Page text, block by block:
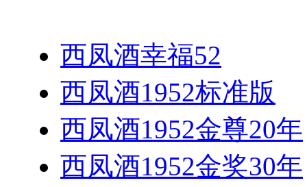
西凤酒幸福52
西凤酒1952标准版
西凤酒1952金尊20年
西凤酒1952金奖30年